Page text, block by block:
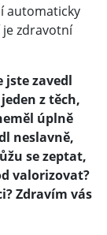
automaticky
je zdravotní
jste zavedl
z těch,
úplně
neslavně,
se zeptat,
valorizovat?
Zdravím vás